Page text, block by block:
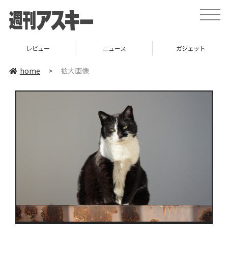
toggle
レビュー ニュース ガジェット
home > 拡大画像